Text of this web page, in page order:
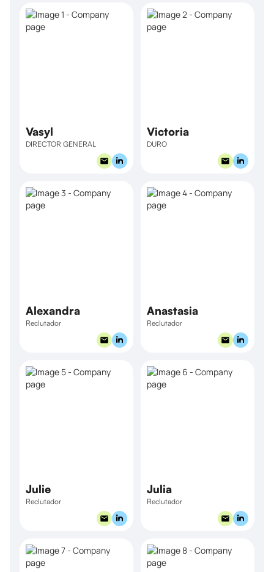
Vasyl
DIRECTOR GENERAL
Victoria
DURO
Alexandra
Reclutador
Anastasia
Reclutador
Julie
Reclutador
Julia
Reclutador